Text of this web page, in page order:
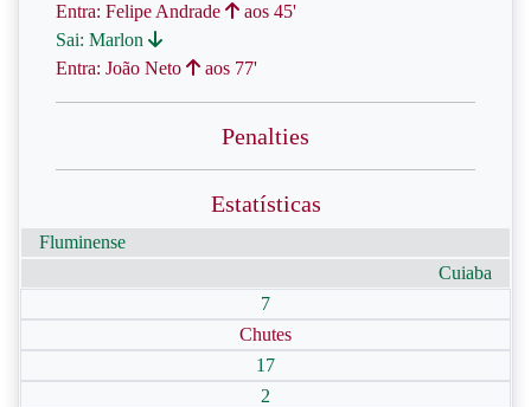
Entra: Felipe Andrade
aos 45'
Sai: Marlon
Entra: João Neto
aos 77'
Penalties
Estatísticas
Fluminense
Cuiaba
7
Chutes
17
2